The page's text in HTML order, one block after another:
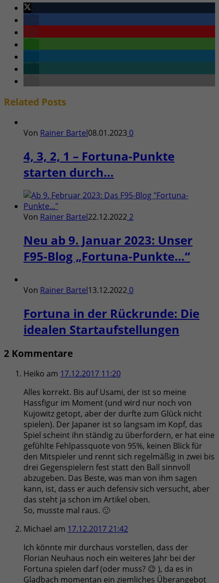
Related Posts
Von Rainer Bartel08.01.2023 0
4, 3, 2, 1 – Fortuna-Punkte
starten durch…
Von Rainer Bartel22.12.2022 2
Neu ab 9. Januar 2023: Unser
F95-Blog „Fortuna-Punkte…“
Von Rainer Bartel13.12.2022 0
Fortuna in der Rückrunde: Die
idealen Startaufstellungen
2 Kommentare
Heiko am 17.12.2017 11:20
Alles korrekt. Bis auf Usami, der ist so meine
Hassfigur im Moment (und wird nur noch von
Kujowitz getopt, aber der durfte zum Glück nicht
spielen). Der Japaner ist so langsam im Kopf, das
Spiel scheint ihn ständig zu überfordern, er hat eine
gefühlte Fehlpassquote von 95%, keinen Blick für
den Mitspieler und rennt sich regelmäßig in zwei bis
drei Gegenspielern fest statt den Ball sinnvoll
abzugeben. Das Beste, was man von ihm sagen
kann, ist, dass er auch defensiv sich versucht, aber
das steht ja schon im Artikel oben.
So, musste mal raus. 🙂
Michael am 17.12.2017 21:42
Ich könnte mir durchaus vorstellen, dass der
Florian Neuhaus noch ein weiteres Jahr bei der
Fortuna spielen darf (oder muss? 😉 ), da es in
Gladbach momentan ein ziemliches Überangebot